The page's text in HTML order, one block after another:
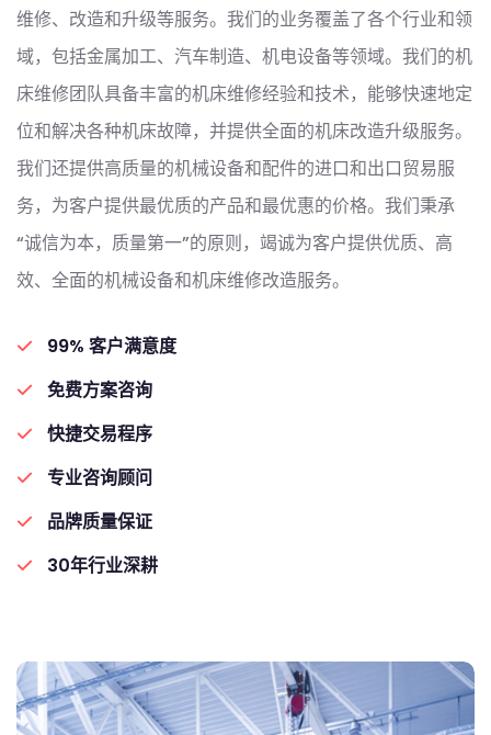
维修、改造和升级等服务。我们的业务覆盖了各个行业和领
域，包括金属加工、汽车制造、机电设备等领域。我们的机
床维修团队具备丰富的机床维修经验和技术，能够快速地定
位和解决各种机床故障，并提供全面的机床改造升级服务。
我们还提供高质量的机械设备和配件的进口和出口贸易服
务，为客户提供最优质的产品和最优惠的价格。我们秉承
“诚信为本，质量第一”的原则，竭诚为客户提供优质、高
效、全面的机械设备和机床维修改造服务。
99% 客户满意度
免费方案咨询
快捷交易程序
专业咨询顾问
品牌质量保证
30年行业深耕